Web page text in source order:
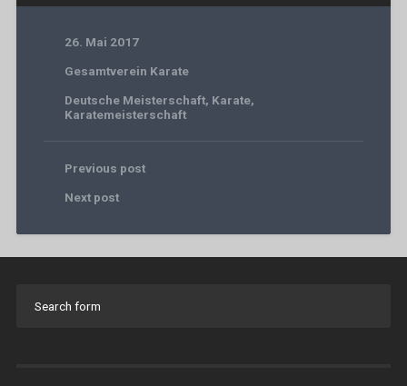
26. Mai 2017
Gesamtverein Karate
Deutsche Meisterschaft, Karate,
Karatemeisterschaft
Previous post
Next post